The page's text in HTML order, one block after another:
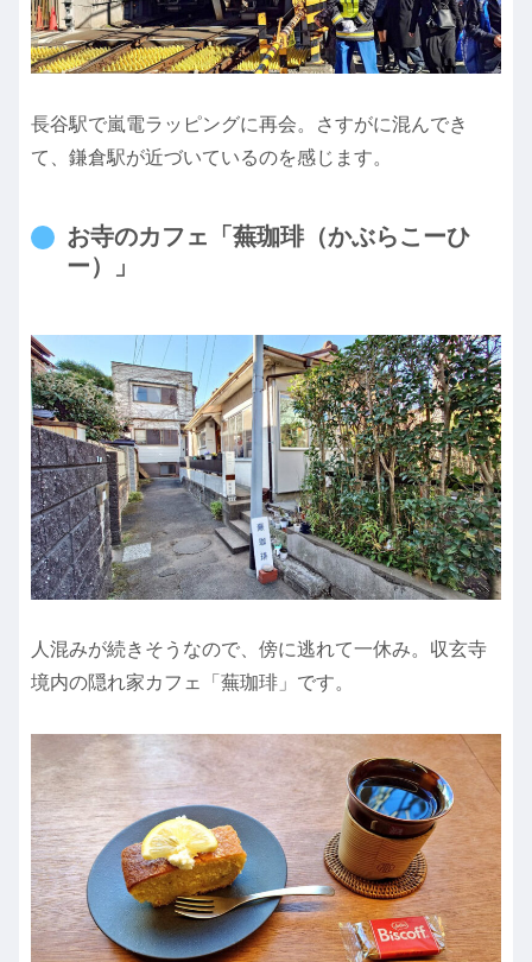
長谷駅で嵐電ラッピングに再会。さすがに混んでき
て、鎌倉駅が近づいているのを感じます。
お寺のカフェ「蕪珈琲（かぶらこーひ
ー）」
人混みが続きそうなので、傍に逃れて一休み。収玄寺
境内の隠れ家カフェ「蕪珈琲」です。